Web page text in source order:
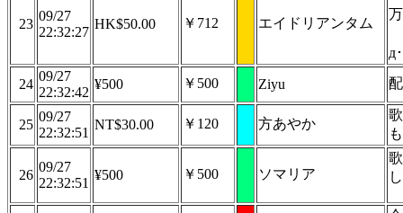
23
09/27
22:32:27
HK$50.00 ￥712 エイドリアンタム
д
24
09/27
22:32:42
¥500 ￥500 Ziyu
25
09/27
22:32:51
NT$30.00 ￥120 方あやか
26
09/27
22:32:51
¥500 ￥500 ソマリア